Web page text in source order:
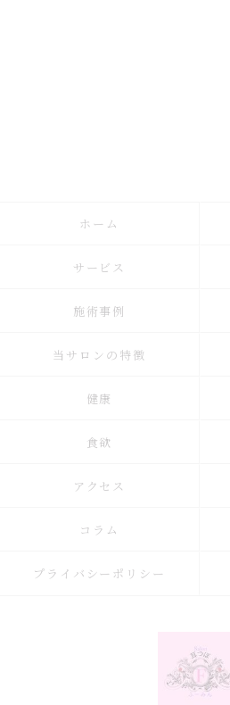
ホーム
サービス
施術事例
当サロンの特徴
健康
食欲
アクセス
コラム
プライバシーポリシー